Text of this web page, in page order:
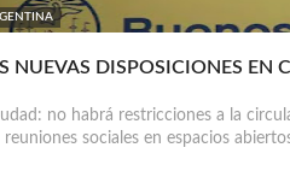
NUEVAS DISPOSICIONES EN
no habrá restricciones a la
reuniones sociales en espacios